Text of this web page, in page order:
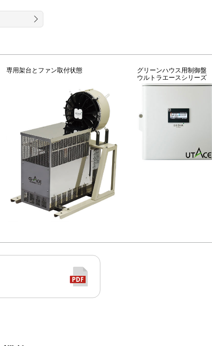
専用架台とファン取付状態
グリーンハウス用制御盤
ウルトラエースシリーズ